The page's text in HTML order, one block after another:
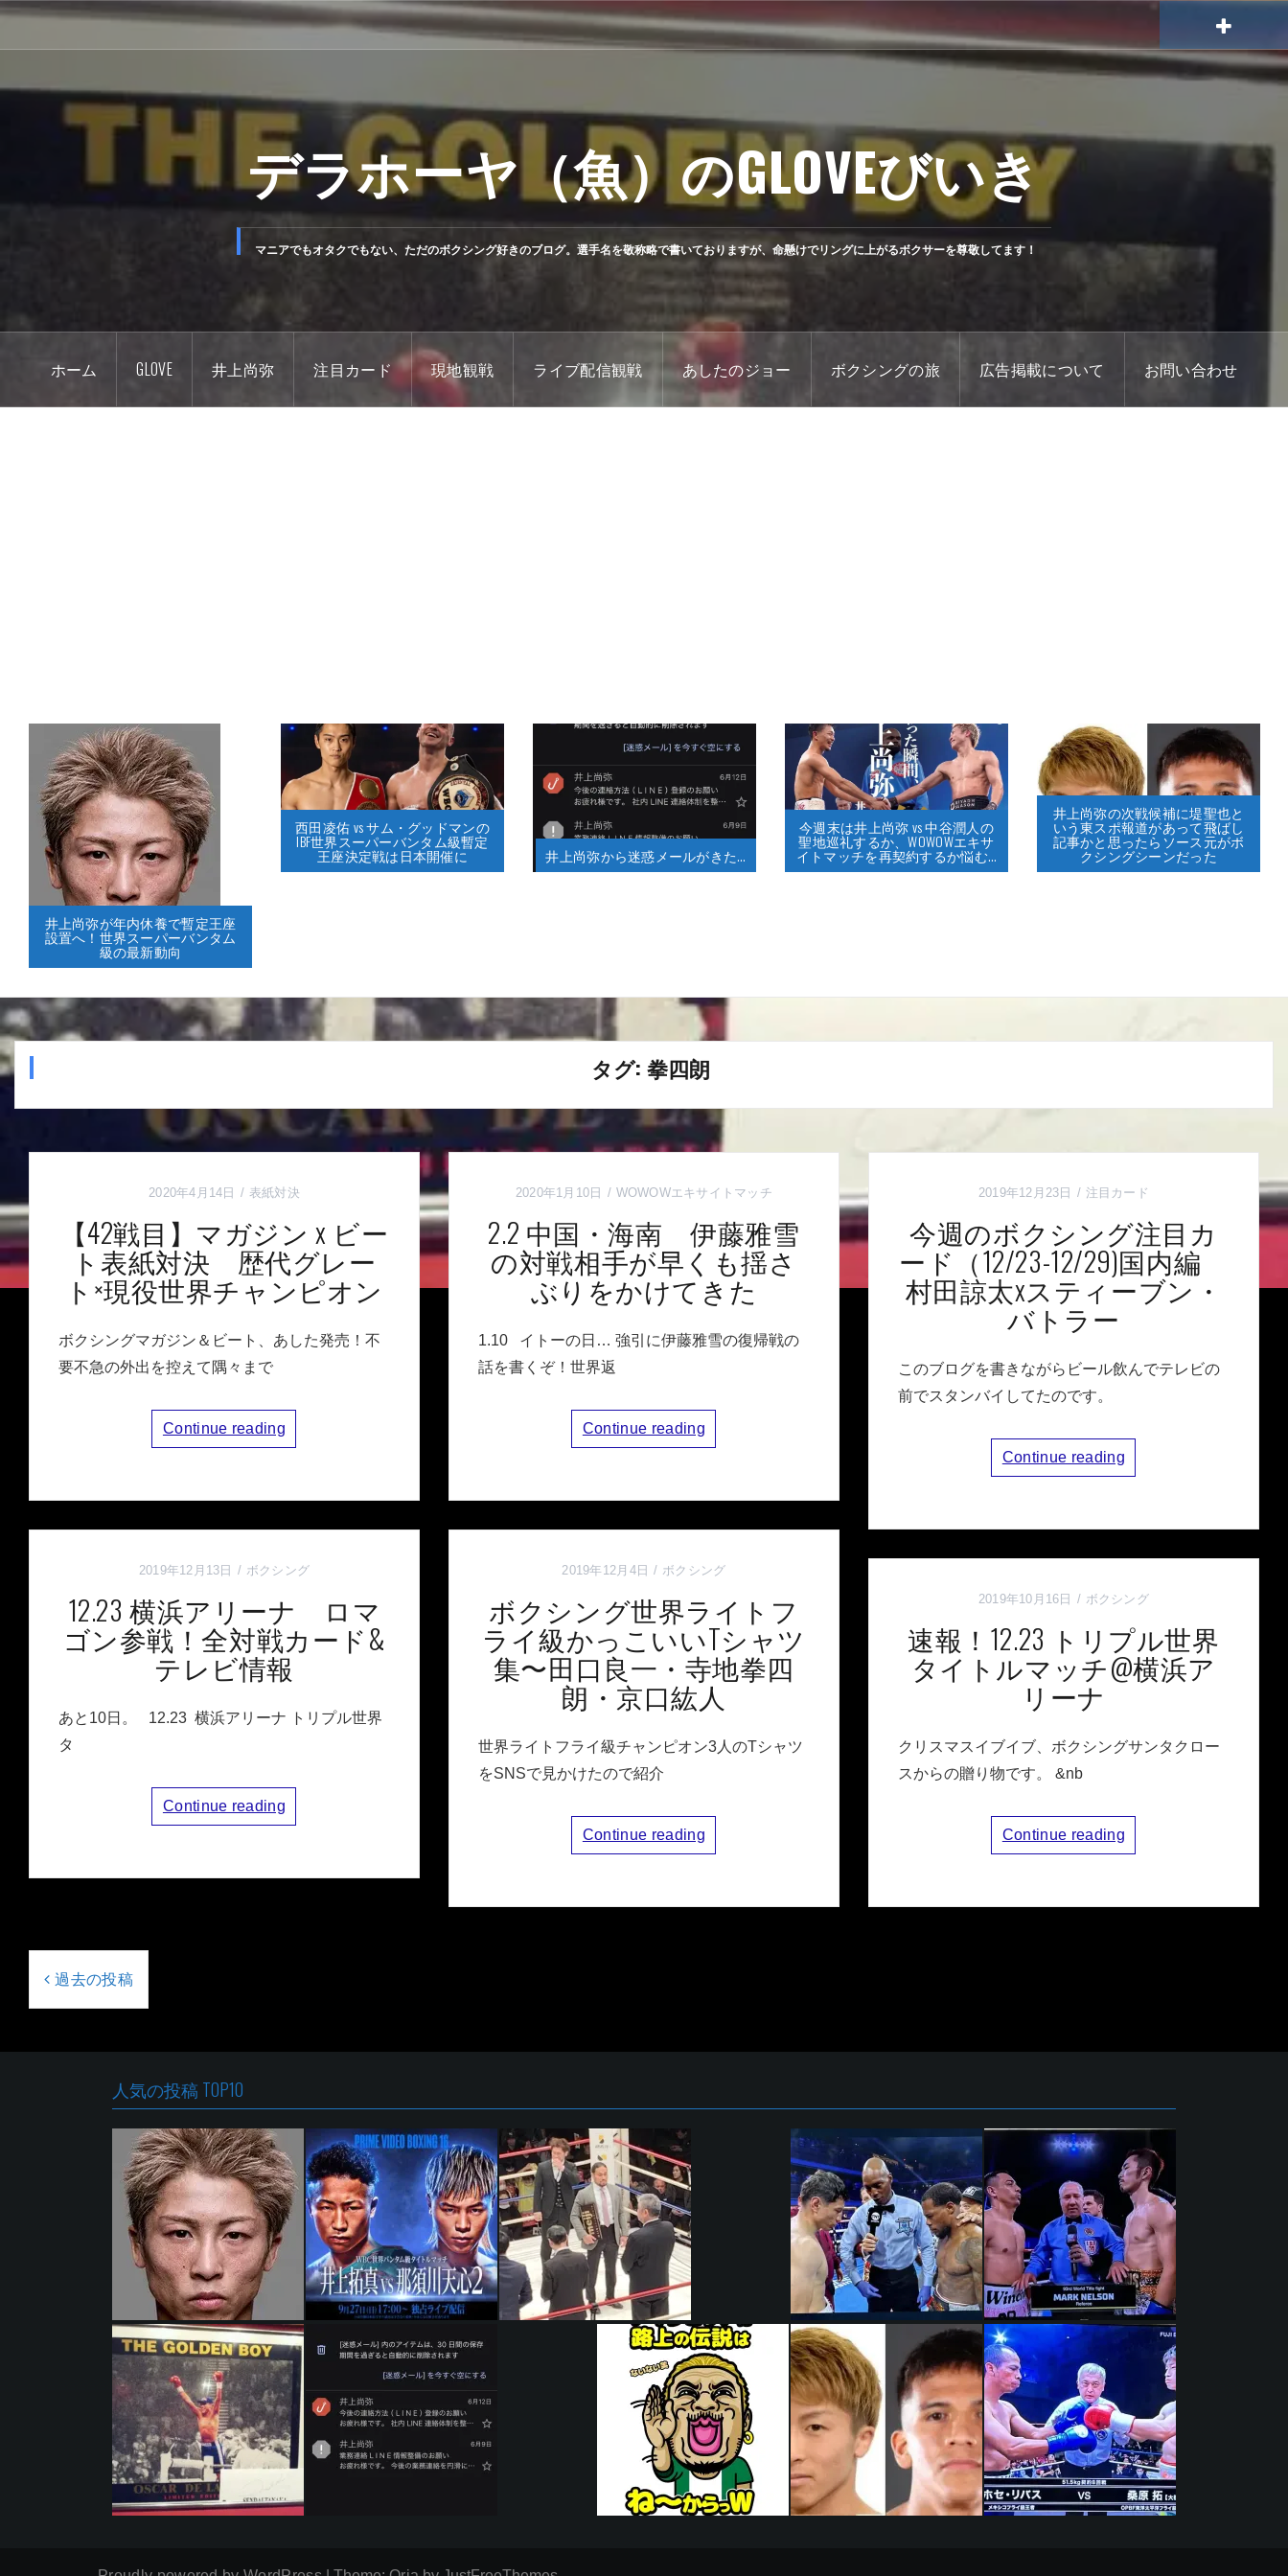
コ
ン
デラホーヤ（魚）のGLOVEびいき
マニアでもオタクでもない、ただのボクシング好きのブログ。選手名を敬称略で書いておりますが、命懸けでリングに上がるボクサーを尊敬してます！
ホーム GLOVE 井上尚弥 注目カード 現地観戦 ライブ配信観戦 あしたのジョー ボクシングの旅 広告掲載について お問い合わせ
井上尚弥が年内休養で暫定王座
設置へ！世界スーパーバンタム
級の最新動向
西田凌佑 vs サム・グッドマンの
IBF世界スーパーバンタム級暫定
王座決定戦は日本開催に 井上尚弥から迷惑メールがきた…
今週末は井上尚弥 vs 中谷潤人の
聖地巡礼するか、WOWOWエキサ
イトマッチを再契約するか悩む…
井上尚弥の次戦候補に堤聖也と
いう東スポ報道があって飛ばし
記事かと思ったらソース元がボ
クシングシーンだった
タグ: 拳四朗
2020年4月14日 表紙対決
【42戦目】マガジン x ビー
ト表紙対決 歴代グレー
ト×現役世界チャンピオン
ボクシングマガジン＆ビート、あした発売！不
要不急の外出を控えて隅々まで
Continue reading
2020年1月10日 WOWOWエキサイトマッチ
2.2 中国・海南 伊藤雅雪
の対戦相手が早くも揺さ
ぶりをかけてきた
1.10 イトーの日… 強引に伊藤雅雪の復帰戦の
話を書くぞ！世界返
Continue reading
2019年12月23日 注目カード
今週のボクシング注目カ
ード（12/23-12/29)国内編
村田諒太xスティーブン・
バトラー
このブログを書きながらビール飲んでテレビの
前でスタンバイしてたのです。
Continue reading
2019年12月13日 ボクシング
12.23 横浜アリーナ ロマ
ゴン参戦！全対戦カード&
テレビ情報
あと10日。 12.23 横浜アリーナ トリプル世界
タ
Continue reading
2019年12月4日 ボクシング
ボクシング世界ライトフ
ライ級かっこいいTシャツ
集〜田口良一・寺地拳四
朗・京口紘人
世界ライトフライ級チャンピオン3人のTシャツ
をSNSで見かけたので紹介
Continue reading
2019年10月16日 ボクシング
速報！12.23 トリプル世界
タイトルマッチ@横浜ア
リーナ
クリスマスイブイブ、ボクシングサンタクロー
スからの贈り物です。 &nb
Continue reading
投
稿
ナ
ゲ
過去の投稿
人気の投稿 TOP10